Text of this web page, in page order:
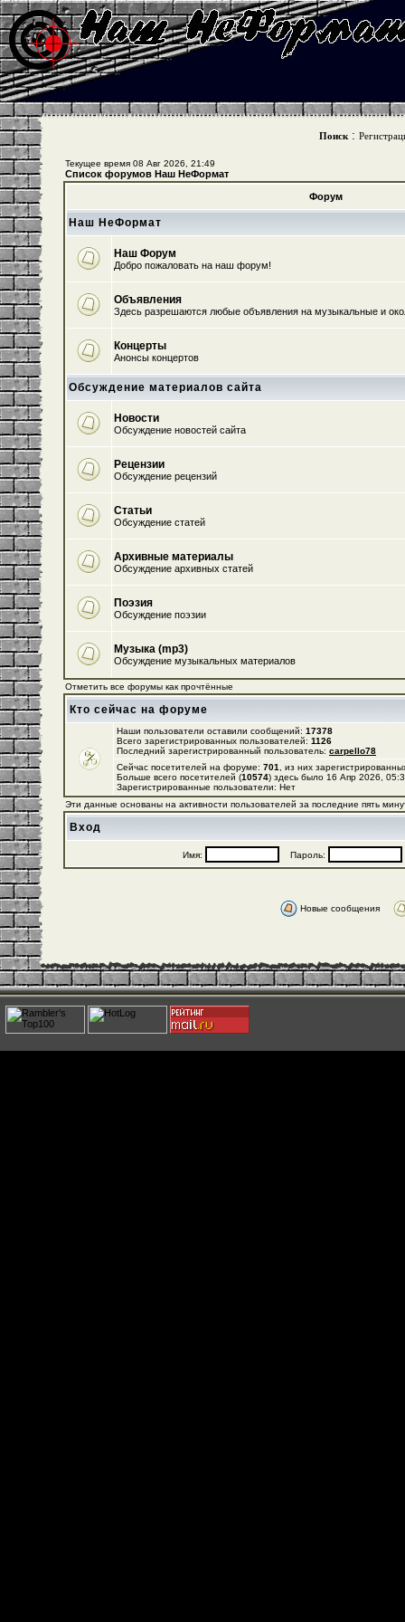
Поиск :
Текущее время 08 Авг 2026, 21:49
Список форумов Наш НеФормат
Форум
Наш НеФормат
Наш Форум
Добро пожаловать на наш форум!
Объявления
Здесь разрешаются любые объявления на музыкальные и
Концерты
Анонсы концертов
Обсуждение материалов сайта
Новости
Обсуждение новостей сайта
Рецензии
Обсуждение рецензий
Статьи
Обсуждение статей
Архивные материалы
Обсуждение архивных статей
Поэзия
Обсуждение поэзии
Музыка (mp3)
Обсуждение музыкальных материалов
Отметить все форумы как прочтённые
Кто сейчас на форуме
Наши пользователи оставили сообщений: 17378
Всего зарегистрированных пользователей: 1126
Последний зарегистрированный пользователь: carpello78
Сейчас посетителей на форуме: 701
, из них
Больше всего посетителей (10574) здесь было 16 Апр 2026,
Зарегистрированные пользователи: Нет
Эти данные основаны на активности пользователей за последние пять
Вход
Имя: Пароль:
Новые сообщения